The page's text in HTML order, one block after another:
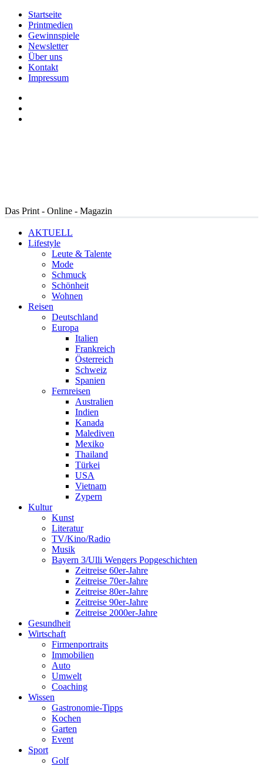
Startseite
Printmedien
Gewinnspiele
Newsletter
Über uns
Kontakt
Impressum
Das Print - Online - Magazin
AKTUELL
Lifestyle
Leute & Talente
Mode
Schmuck
Schönheit
Wohnen
Reisen
Deutschland
Europa
Italien
Frankreich
Österreich
Schweiz
Spanien
Fernreisen
Australien
Indien
Kanada
Malediven
Mexiko
Thailand
Türkei
USA
Vietnam
Zypern
Kultur
Kunst
Literatur
TV/Kino/Radio
Musik
Bayern 3/Ulli Wengers Popgeschichten
Zeitreise 60er-Jahre
Zeitreise 70er-Jahre
Zeitreise 80er-Jahre
Zeitreise 90er-Jahre
Zeitreise 2000er-Jahre
Gesundheit
Wirtschaft
Firmenportraits
Immobilien
Auto
Umwelt
Coaching
Wissen
Gastronomie-Tipps
Kochen
Garten
Event
Sport
Golf